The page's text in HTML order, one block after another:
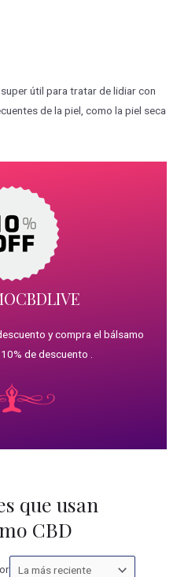
útil para tratar de lidiar con
de la piel, como la piel seca
y compra el bálsamo
de descuento .
que usan
CBD
Ordenar